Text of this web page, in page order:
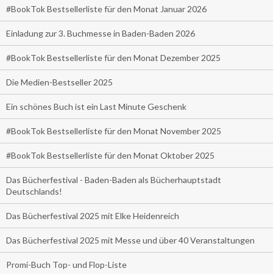
#BookTok Bestsellerliste für den Monat Januar 2026
Einladung zur 3. Buchmesse in Baden-Baden 2026
#BookTok Bestsellerliste für den Monat Dezember 2025
Die Medien-Bestseller 2025
Ein schönes Buch ist ein Last Minute Geschenk
#BookTok Bestsellerliste für den Monat November 2025
#BookTok Bestsellerliste für den Monat Oktober 2025
Das Bücherfestival - Baden-Baden als Bücherhauptstadt
Deutschlands!
Das Bücherfestival 2025 mit Elke Heidenreich
Das Bücherfestival 2025 mit Messe und über 40 Veranstaltungen
Promi-Buch Top- und Flop-Liste